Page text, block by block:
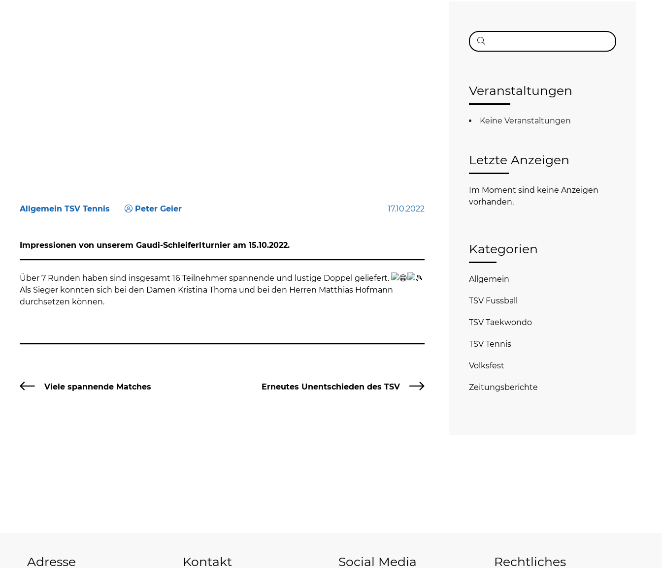
Allgemein TSV Tennis Peter Geier 17.10.2022
Impressionen von unserem Gaudi-Schleiferlturnier am 15.10.2022.
Über 7 Runden haben sind insgesamt 16 Teilnehmer spannende und lustige Doppel geliefert.
Als Sieger konnten sich bei den Damen Kristina Thoma und bei den Herren Matthias Hofmann
durchsetzen können.
Viele spannende Matches Erneutes Unentschieden des TSV
Suche
nach:
Veranstaltungen
Keine Veranstaltungen
Letzte Anzeigen
Im Moment sind keine Anzeigen
vorhanden.
Kategorien
Allgemein
TSV Fussball
TSV Taekwondo
TSV Tennis
Volksfest
Zeitungsberichte
Adresse Kontakt Social Media Rechtliches